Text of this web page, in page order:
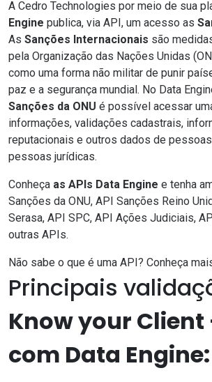
A Cedro Technologies por meio de sua
Engine publica, via API, um acesso as
As Sanções Internacionais são
pela Organização das Nações Unidas
como uma forma não militar de punir
paz e a segurança mundial. No Data
Sanções da ONU é possível acessar
informações, validações cadastrais,
reputacionais e outros dados de
pessoas jurídicas.
Conheça as APIs Data Engine e tenha
Sanções da ONU, API Sanções Reino
Serasa, API SPC, API Ações Judiciais,
outras APIs.
Não sabe o que é uma API? Conheça
Principais
Know your Client
com Data Engine: